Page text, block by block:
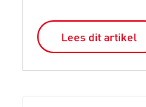
Lees dit artikel